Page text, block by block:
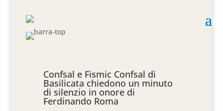
Confsal e Fismic Confsal di
Basilicata chiedono un minuto
di silenzio in onore di
Ferdinando Roma